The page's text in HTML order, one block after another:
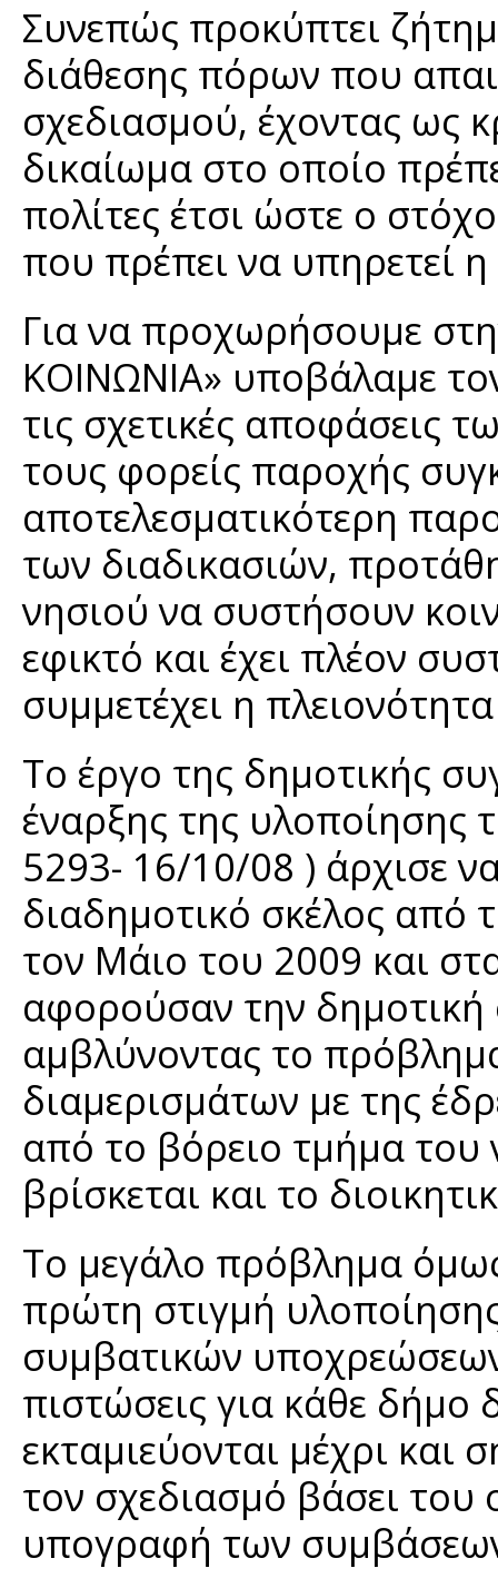
Συνεπώς προκύπτει
διάθεσης πόρων που
σχεδιασμού, έχοντας ως
δικαίωμα στο οποίο
πολίτες έτσι ώστε ο
που πρέπει να υπηρετεί
Για να προχωρήσουμε
ΚΟΙΝΩΝΙΑ» υποβάλαμε
τις σχετικές αποφάσεις
τους φορείς παροχής
αποτελεσματικότερη
των διαδικασιών,
νησιού να συστήσουν
εφικτό και έχει πλέον
συμμετέχει η
Το έργο της δημοτικής
έναρξης της υλοποίησης
5293- 16/10/08 ) άρχισε
διαδημοτικό σκέλος
τον Μάιο του 2009 και
αφορούσαν την δημοτική
αμβλύνοντας το
διαμερισμάτων με της
από το βόρειο τμήμα
βρίσκεται και το
Το μεγάλο πρόβλημα
πρώτη στιγμή
συμβατικών
πιστώσεις για κάθε δήμο
εκταμιεύονται μέχρι
τον σχεδιασμό βάσει
υπογραφή των